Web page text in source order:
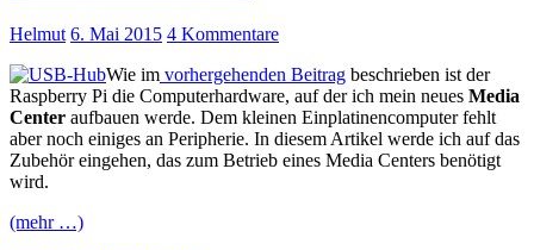
Helmut 6. Mai 2015 4 Kommentare
Wie im vorhergehenden Beitrag beschrieben ist der
Raspberry Pi die Computerhardware, auf der ich mein neues Media
Center aufbauen werde. Dem kleinen Einplatinencomputer fehlt
aber noch einiges an Peripherie. In diesem Artikel werde ich auf das
Zubehör eingehen, das zum Betrieb eines Media Centers benötigt
wird.
(mehr …)